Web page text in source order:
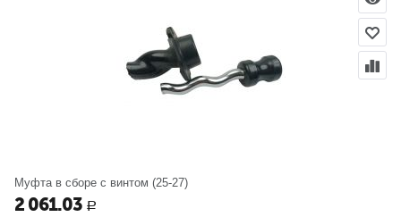
Муфта в сборе с винтом (25-27)
2 061.03 Р